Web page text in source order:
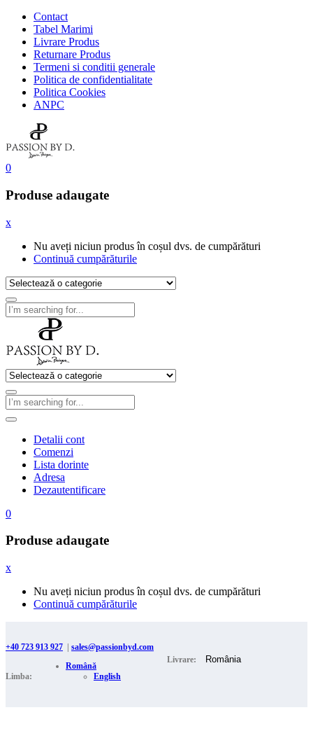
Contact
Tabel Marimi
Livrare Produs
Returnare Produs
Termeni si conditii generale
Politica de confidentialitate
Politica Cookies
ANPC
0
Produse adaugate
x
Nu aveți niciun produs în coșul dvs. de cumpărături
Continuă cumpărăturile
Detalii cont
Comenzi
Lista dorinte
Adresa
Dezautentificare
0
Produse adaugate
x
Nu aveți niciun produs în coșul dvs. de cumpărături
Continuă cumpărăturile
+40 723 913 927 sales@passionbyd.com
Limba:
Română
English
Livrare: